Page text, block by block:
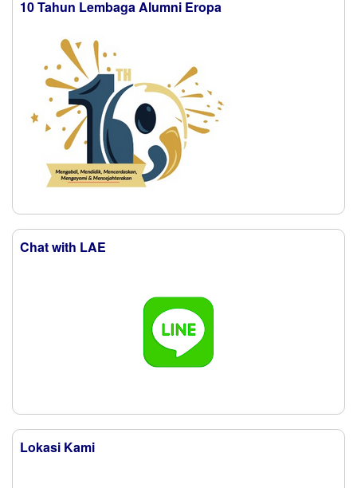
10 Tahun Lembaga Alumni Eropa
Chat with LAE
Lokasi Kami